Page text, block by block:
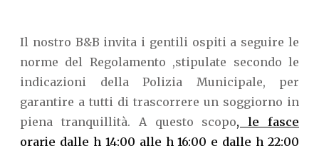
Il nostro B&B invita i gentili ospiti a seguire le
norme del Regolamento ,stipulate secondo le
indicazioni della Polizia Municipale, per
garantire a tutti di trascorrere un soggiorno in
piena tranquillità. A questo scopo, le fasce
orarie dalle h 14:00 alle h 16:00 e dalle h 22:00